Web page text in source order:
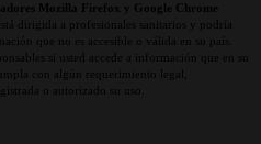
Mozilla Firefox y Google Chrome
dirigida a profesionales sanitarios y podría
que no es accesible o válida en su país.
si usted accede a información que en su
con algún requerimiento legal,
o autorizado su uso.